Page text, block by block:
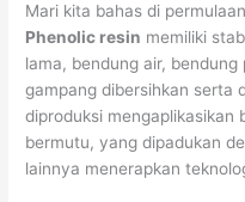
Mari kita bahas di
Phenolic resin memiliki
lama, bendung air,
gampang dibersihkan serta
diproduksi mengaplikasikan
bermutu, yang dipadukan
lainnya menerapkan